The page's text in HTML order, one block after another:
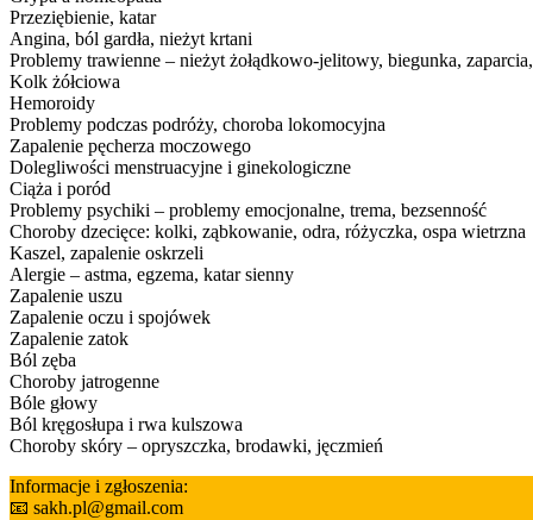
Przeziębienie, katar
Angina, ból gardła, nieżyt krtani
Problemy trawienne – nieżyt żołądkowo-jelitowy, biegunka,
Kolk żółciowa
Hemoroidy
Problemy podczas podróży, choroba lokomocyjna
Zapalenie pęcherza moczowego
Dolegliwości menstruacyjne i ginekologiczne
Ciąża i poród
Problemy psychiki – problemy emocjonalne, trema, bezsenność
Choroby dzecięce: kolki, ząbkowanie, odra, różyczka, ospa wietrzna
Kaszel, zapalenie oskrzeli
Alergie – astma, egzema, katar sienny
Zapalenie uszu
Zapalenie oczu i spojówek
Zapalenie zatok
Ból zęba
Choroby jatrogenne
Bóle głowy
Ból kręgosłupa i rwa kulszowa
Choroby skóry – opryszczka, brodawki, jęczmień
Informacje i zgłoszenia:
📧 sakh.pl@gmail.com